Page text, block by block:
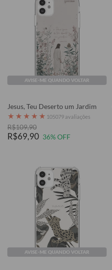
AVISE-ME QUANDO VOLTAR
Jesus, Teu Deserto um Jardim
★ ★ ★ ★ ★ 105079 avaliações
R$109,90
R$69,90 36% OFF
AVISE-ME QUANDO VOLTAR